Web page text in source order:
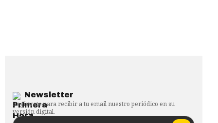
Newsletter
Regístrate para recibir a tu email nuestro periódico en su
versión digital.